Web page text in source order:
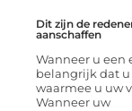
Dit zijn de
aanschaffen
Wanneer u een
belangrijk dat
waarmee u uw
Wanneer uw